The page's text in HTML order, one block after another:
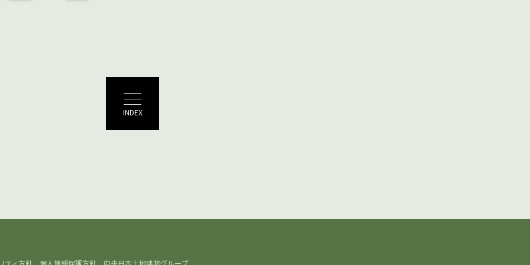
INDEX
ティ方針 個人情報保護方針 中央日本土地建物グループ